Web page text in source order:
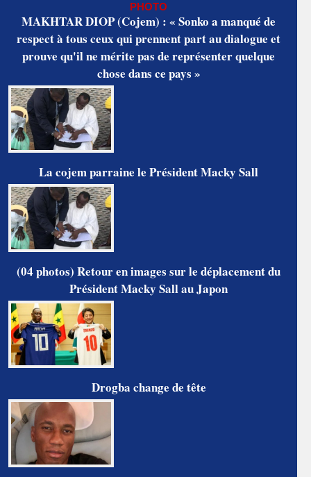
PHOTO
MAKHTAR DIOP (Cojem) : « Sonko a manqué de
respect à tous ceux qui prennent part au dialogue et
prouve qu'il ne mérite pas de représenter quelque
chose dans ce pays »
La cojem parraine le Président Macky Sall
(04 photos) Retour en images sur le déplacement du
Président Macky Sall au Japon
Drogba change de tête